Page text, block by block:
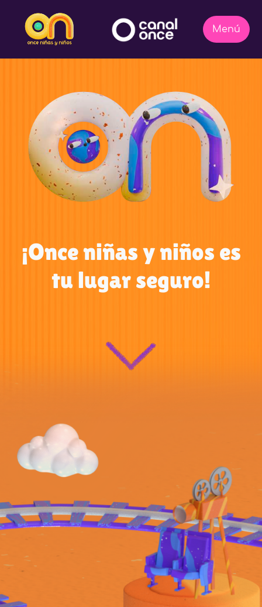
¡Once niñas y niños es
tu lugar seguro!